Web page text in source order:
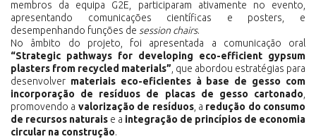
membros da equipa G2E, participaram ativamente no evento,
apresentando comunicações científicas e posters, e
desempenhando funções de session chairs.
No âmbito do projeto, foi apresentada a comunicação oral
“Strategic pathways for developing eco-efficient gypsum
plasters from recycled materials”, que abordou estratégias para
desenvolver materiais eco-eficientes à base de gesso com
incorporação de resíduos de placas de gesso cartonado,
promovendo a valorização de resíduos, a redução do consumo
de recursos naturais e a integração de princípios de economia
circular na construção.